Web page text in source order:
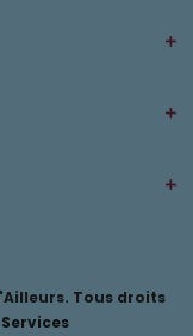
Tous droits